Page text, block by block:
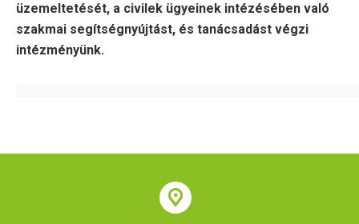
üzemeltetését, a civilek ügyeinek intézésében való
szakmai segítségnyújtást, és tanácsadást végzi
intézményünk.